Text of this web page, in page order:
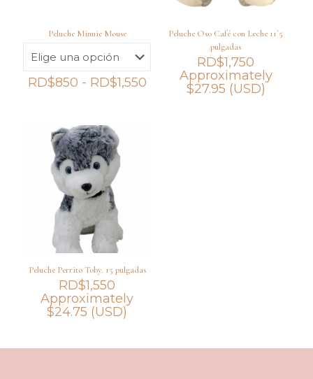
Peluche Minnie Mouse
RD$850 - RD$1,550Rango
Peluche Oso Café con Leche 11`5
pulgadas
RD$1,750
Approximately
$27.95 (USD)
Peluche Perrito Toby. 15 pulgadas
RD$1,550
Approximately
$24.75 (USD)